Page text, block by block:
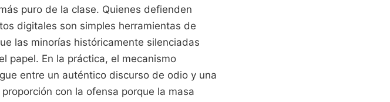
puro de la clase. Quienes defienden
digitales son simples herramientas de
las minorías históricamente silenciadas
papel. En la práctica, el mecanismo
entre un auténtico discurso de odio y una
con la ofensa porque la masa